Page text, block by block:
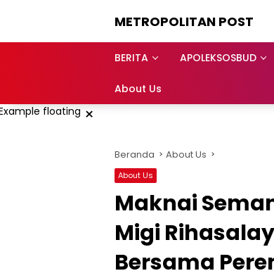
METROPOLITAN POST
BERITA APOLEKSOSBUD
About Us
×
Beranda About Us
About Us
Maknai
Migi
Bersama